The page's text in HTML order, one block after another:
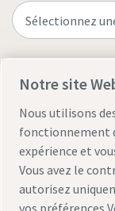
Notre site
Nous utilisons
fonctionnement
expérience et
Vous avez le
autorisez